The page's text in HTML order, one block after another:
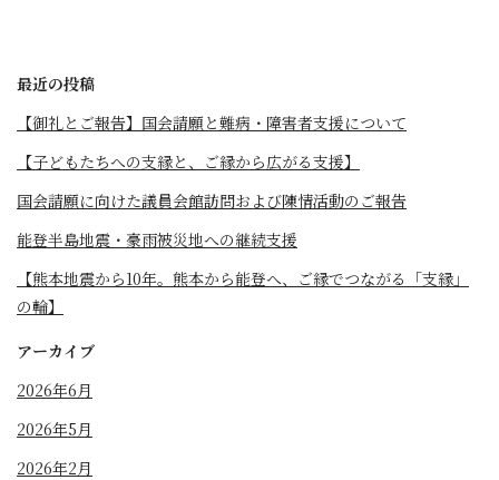
最近の投稿
【御礼とご報告】国会請願と難病・障害者支援について
【子どもたちへの支縁と、ご縁から広がる支援】
国会請願に向けた議員会館訪問および陳情活動のご報告
能登半島地震・豪雨被災地への継続支援
【熊本地震から10年。熊本から能登へ、ご縁でつながる「支縁」
の輪】
アーカイブ
2026年6月
2026年5月
2026年2月